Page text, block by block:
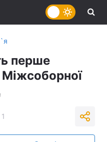
перше
Міжсоборної
1